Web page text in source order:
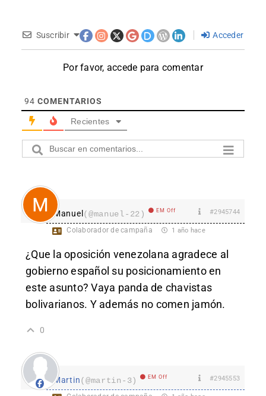
Suscribir Acceder
Por favor, accede para comentar
94 COMENTARIOS
Recientes
Manuel(@manuel-22) EM Off #2945744
Colaborador de campaña 1 año hace
¿Que la oposición venezolana agradece al
gobierno español su posicionamiento en
este asunto? Vaya panda de chavistas
bolivarianos. Y además no comen jamón.
0
Martin(@martin-3) EM Off #2945553